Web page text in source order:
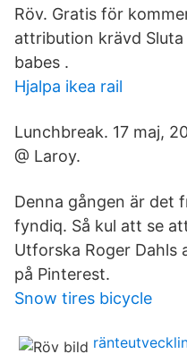
Röv. Gratis för
attribution krävd
babes ️.
Hjalpa ikea rail
Lunchbreak. 17 maj,
@ Laroy.
Denna gången är det
fyndiq. Så kul att se
Utforska Roger Dahls
på Pinterest.
Snow tires bicycle